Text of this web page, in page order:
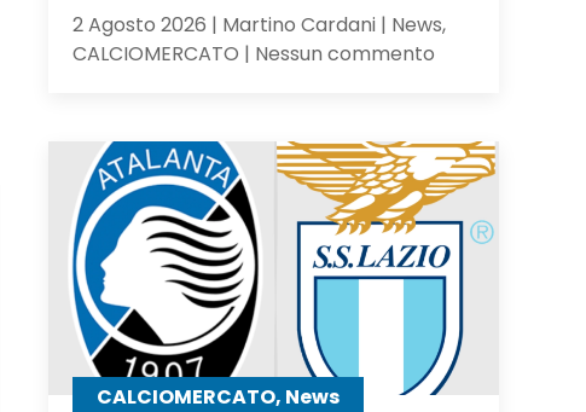
2 Agosto 2026 | Martino Cardani | News,
CALCIOMERCATO | Nessun commentosu
El
Bilal
resta
in
uscita:
Parma
un
passo
CALCIOMERCATO, News